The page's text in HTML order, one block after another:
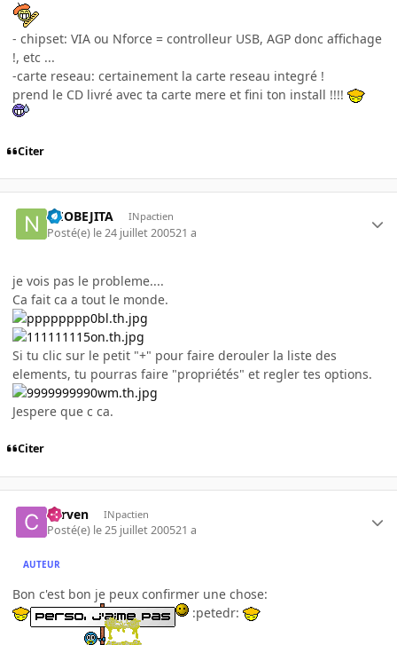
- chipset: VIA ou Nforce = controlleur USB, AGP donc affichage
!, etc ...
-carte reseau: certainement la carte reseau integré !
prend le CD livré avec ta carte mere et fini ton install !!!!
Citer
NEOBEJITA INpactien
Posté(e) le 24 juillet 200521 a
je vois pas le probleme....
Ca fait ca a tout le monde.
Si tu clic sur le petit "+" pour faire derouler la liste des
elements, tu pourras faire "propriétés" et regler tes options.
Jespere que c ca.
Citer
corven INpactien
Posté(e) le 25 juillet 200521 a
AUTEUR
Bon c'est bon je peux confirmer une chose:
:petedr: